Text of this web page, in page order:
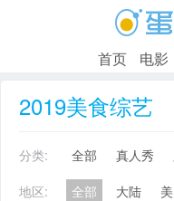
首页 电影
2019美食综艺
分类: 全部 真人秀
地区:
全部 大陆